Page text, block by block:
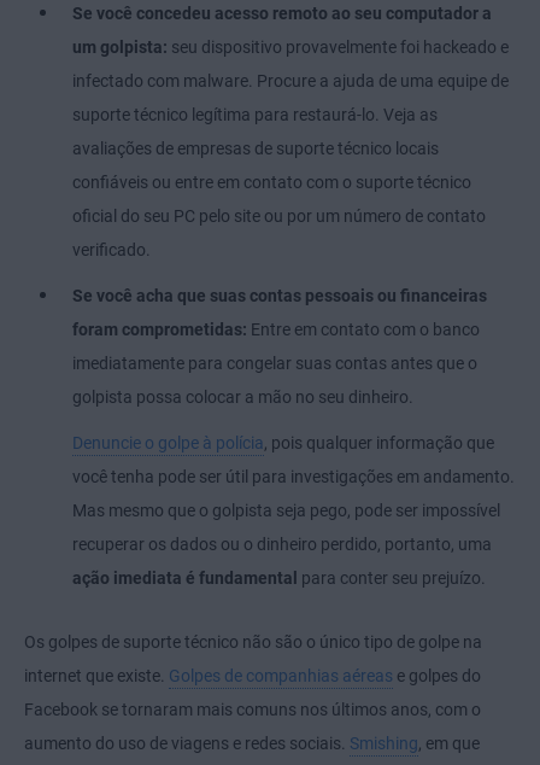
Se você concedeu acesso remoto ao seu computador a
um golpista: seu dispositivo provavelmente foi hackeado e
infectado com malware. Procure a ajuda de uma equipe de
suporte técnico legítima para restaurá-lo. Veja as
avaliações de empresas de suporte técnico locais
confiáveis ou entre em contato com o suporte técnico
oficial do seu PC pelo site ou por um número de contato
verificado.
Se você acha que suas contas pessoais ou financeiras
foram comprometidas: Entre em contato com o banco
imediatamente para congelar suas contas antes que o
golpista possa colocar a mão no seu dinheiro.
Denuncie o golpe à polícia , pois qualquer informação que
você tenha pode ser útil para investigações em andamento.
Mas mesmo que o golpista seja pego, pode ser impossível
recuperar os dados ou o dinheiro perdido, portanto, uma
ação imediata é fundamental para conter seu prejuízo.
Os golpes de suporte técnico não são o único tipo de golpe na
internet que existe. Golpes de companhias aéreas e golpes do
Facebook se tornaram mais comuns nos últimos anos, com o
aumento do uso de viagens e redes sociais. Smishing , em que